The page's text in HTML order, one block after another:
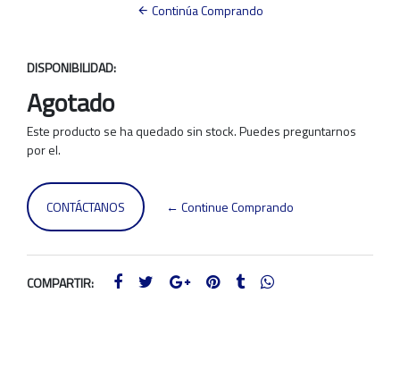
Continúa Comprando
DISPONIBILIDAD:
Agotado
Este producto se ha quedado sin stock. Puedes preguntarnos
por el.
CONTÁCTANOS ← Continue Comprando
COMPARTIR: